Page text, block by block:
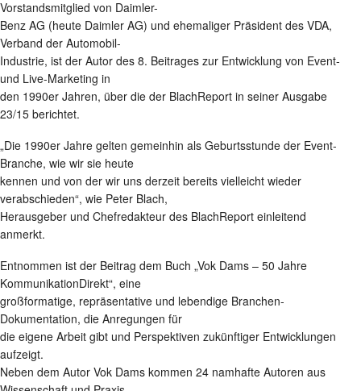
Vorstandsmitglied von Daimler-
Benz AG (heute Daimler AG) und ehemaliger Präsident des VDA,
Verband der Automobil-
Industrie, ist der Autor des 8. Beitrages zur Entwicklung von Event-
und Live-Marketing in
den 1990er Jahren, über die der BlachReport in seiner Ausgabe
23/15 berichtet.
„Die 1990er Jahre gelten gemeinhin als Geburtsstunde der Event-
Branche, wie wir sie heute
kennen und von der wir uns derzeit bereits vielleicht wieder
verabschieden“, wie Peter Blach,
Herausgeber und Chefredakteur des BlachReport einleitend
anmerkt.
Entnommen ist der Beitrag dem Buch „Vok Dams – 50 Jahre
KommunikationDirekt“, eine
großformatige, repräsentative und lebendige Branchen-
Dokumentation, die Anregungen für
die eigene Arbeit gibt und Perspektiven zukünftiger Entwicklungen
aufzeigt.
Neben dem Autor Vok Dams kommen 24 namhafte Autoren aus